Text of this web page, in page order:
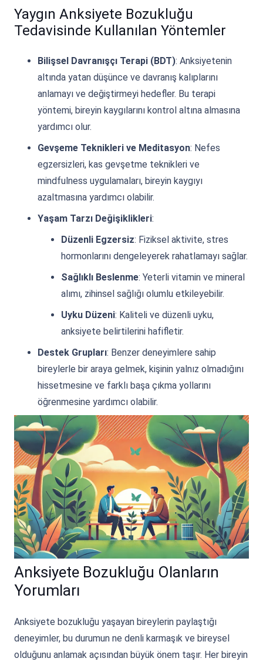
Yaygın Anksiyete Bozukluğu
Tedavisinde Kullanılan Yöntemler
Bilişsel Davranışçı Terapi (BDT): Anksiyetenin
altında yatan düşünce ve davranış kalıplarını
anlamayı ve değiştirmeyi hedefler. Bu terapi
yöntemi, bireyin kaygılarını kontrol altına almasına
yardımcı olur.
Gevşeme Teknikleri ve Meditasyon: Nefes
egzersizleri, kas gevşetme teknikleri ve
mindfulness uygulamaları, bireyin kaygıyı
azaltmasına yardımcı olabilir.
Yaşam Tarzı Değişiklikleri:
Düzenli Egzersiz: Fiziksel aktivite, stres
hormonlarını dengeleyerek rahatlamayı sağlar.
Sağlıklı Beslenme: Yeterli vitamin ve mineral
alımı, zihinsel sağlığı olumlu etkileyebilir.
Uyku Düzeni: Kaliteli ve düzenli uyku,
anksiyete belirtilerini hafifletir.
Destek Grupları: Benzer deneyimlere sahip
bireylerle bir araya gelmek, kişinin yalnız olmadığını
hissetmesine ve farklı başa çıkma yollarını
öğrenmesine yardımcı olabilir.
Anksiyete Bozukluğu Olanların
Yorumları
Anksiyete bozukluğu yaşayan bireylerin paylaştığı
deneyimler, bu durumun ne denli karmaşık ve bireysel
olduğunu anlamak açısından büyük önem taşır. Her bireyin